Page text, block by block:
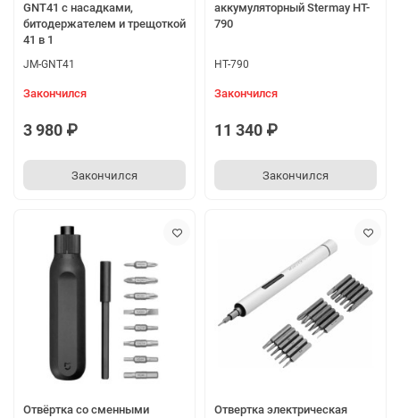
GNT41 с насадками,
битодержателем и трещоткой
41 в 1
JM-GNT41
Закончился
3 980 ₽
Закончился
аккумуляторный Stermay HT-
790
HT-790
Закончился
11 340 ₽
Закончился
Отвёртка со сменными
Отвертка электрическая